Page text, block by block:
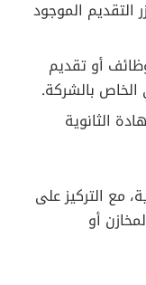
التقديم الموجود
أو تقديم
الخاص بالشركة.
الثانوية
مع التركيز على
أو